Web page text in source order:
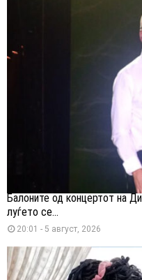
Балоните од концертот на
луѓето се...
20:01 - 5 август, 2026